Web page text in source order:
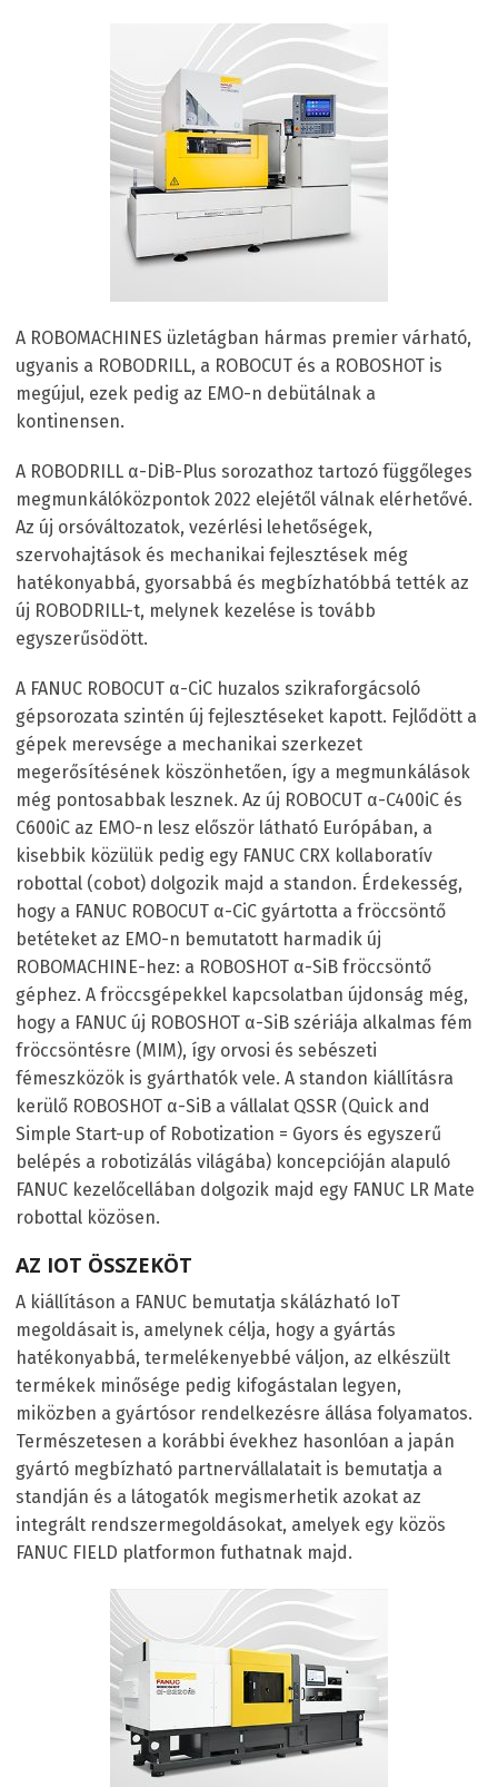
A ROBOMACHINES üzletágban hármas premier várható,
ugyanis a ROBODRILL, a ROBOCUT és a ROBOSHOT is
megújul, ezek pedig az EMO-n debütálnak a
kontinensen.
A ROBODRILL α-DiB-Plus sorozathoz tartozó függőleges
megmunkálóközpontok 2022 elejétől válnak elérhetővé.
Az új orsóváltozatok, vezérlési lehetőségek,
szervohajtások és mechanikai fejlesztések még
hatékonyabbá, gyorsabbá és megbízhatóbbá tették az
új ROBODRILL-t, melynek kezelése is tovább
egyszerűsödött.
A FANUC ROBOCUT α-CiC huzalos szikraforgácsoló
gépsorozata szintén új fejlesztéseket kapott. Fejlődött a
gépek merevsége a mechanikai szerkezet
megerősítésének köszönhetően, így a megmunkálások
még pontosabbak lesznek. Az új ROBOCUT α-C400iC és
C600iC az EMO-n lesz először látható Európában, a
kisebbik közülük pedig egy FANUC CRX kollaboratív
robottal (cobot) dolgozik majd a standon. Érdekesség,
hogy a FANUC ROBOCUT α-CiC gyártotta a fröccsöntő
betéteket az EMO-n bemutatott harmadik új
ROBOMACHINE-hez: a ROBOSHOT α-SiB fröccsöntő
géphez. A fröccsgépekkel kapcsolatban újdonság még,
hogy a FANUC új ROBOSHOT α-SiB szériája alkalmas fém
fröccsöntésre (MIM), így orvosi és sebészeti
fémeszközök is gyárthatók vele. A standon kiállításra
kerülő ROBOSHOT α-SiB a vállalat QSSR (Quick and
Simple Start-up of Robotization = Gyors és egyszerű
belépés a robotizálás világába) koncepcióján alapuló
FANUC kezelőcellában dolgozik majd egy FANUC LR Mate
robottal közösen.
AZ IOT ÖSSZEKÖT
A kiállításon a FANUC bemutatja skálázható IoT
megoldásait is, amelynek célja, hogy a gyártás
hatékonyabbá, termelékenyebbé váljon, az elkészült
termékek minősége pedig kifogástalan legyen,
miközben a gyártósor rendelkezésre állása folyamatos.
Természetesen a korábbi évekhez hasonlóan a japán
gyártó megbízható partnervállalatait is bemutatja a
standján és a látogatók megismerhetik azokat az
integrált rendszermegoldásokat, amelyek egy közös
FANUC FIELD platformon futhatnak majd.